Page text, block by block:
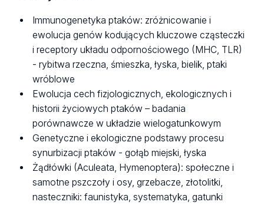
Immunogenetyka ptaków: zróżnicowanie i
ewolucja genów kodujących kluczowe cząsteczki
i receptory układu odpornościowego (MHC, TLR)
- rybitwa rzeczna, śmieszka, łyska, bielik, ptaki
wróblowe
Ewolucja cech fizjologicznych, ekologicznych i
historii życiowych ptaków – badania
porównawcze w układzie wielogatunkowym
Genetyczne i ekologiczne podstawy procesu
synurbizacji ptaków - gołąb miejski, łyska
Żądłówki (Aculeata, Hymenoptera): społeczne i
samotne pszczoły i osy, grzebacze, złotolitki,
nasteczniki: faunistyka, systematyka, gatunki